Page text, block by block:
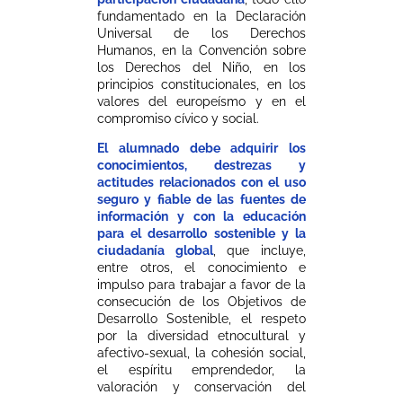
fundamentado en la Declaración
Universal de los Derechos
Humanos, en la Convención sobre
los Derechos del Niño, en los
principios constitucionales, en los
valores del europeísmo y en el
compromiso cívico y social.
El alumnado debe adquirir los
conocimientos, destrezas y
actitudes relacionados con el uso
seguro y fiable de las fuentes de
información y con la educación
para el desarrollo sostenible y la
ciudadanía global, que incluye,
entre otros, el conocimiento e
impulso para trabajar a favor de la
consecución de los Objetivos de
Desarrollo Sostenible, el respeto
por la diversidad etnocultural y
afectivo-sexual, la cohesión social,
el espíritu emprendedor, la
valoración y conservación del